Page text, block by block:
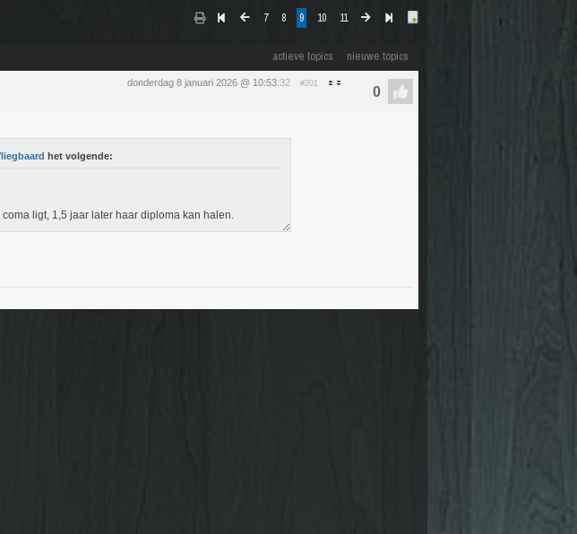
7 8 9 10 11
actieve topics nieuwe topics
donderdag 8 januari 2026 @ 10:53:32 #201
het volgende:
ligt, 1,5 jaar later haar diploma kan halen.